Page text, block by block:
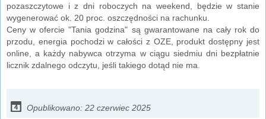
pozaszczytowe i z dni roboczych na weekend, będzie w stanie
wygenerować ok. 20 proc. oszczędności na rachunku.
Ceny w ofercie "Tania godzina" są gwarantowane na cały rok do
przodu, energia pochodzi w całości z OZE, produkt dostępny jest
online, a każdy nabywca otrzyma w ciągu siedmiu dni bezpłatnie
licznik zdalnego odczytu, jeśli takiego dotąd nie ma.
Opublikowano: 22 czerwiec 2025